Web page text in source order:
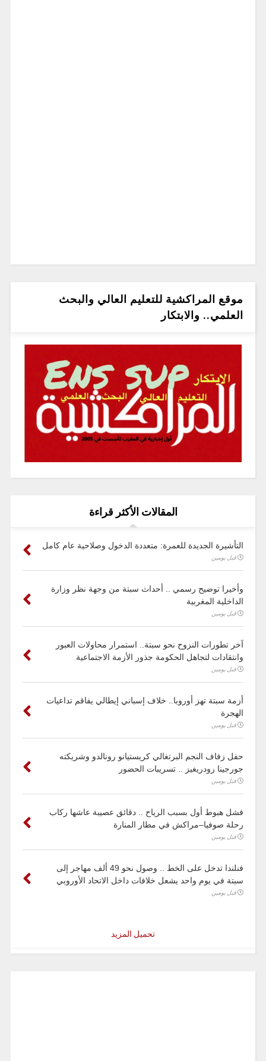
موقع المراكشية للتعليم العالي والبحث
العلمي.. والابتكار
المقالات الأكثر قراءة
التأشيرة الجديدة للعمرة: متعددة الدخول وصلاحية عام كامل
قبل يومين
وأخيرا توضيح رسمي .. أحداث سبتة من وجهة نظر وزارة
الداخلية المغربية
قبل يومين
آخر تطورات النزوح نحو سبتة.. استمرار محاولات العبور
وانتقادات لتجاهل الحكومة جذور الأزمة الاجتماعية
قبل يومين
أزمة سبتة تهز أوروبا.. خلاف إسباني إيطالي يفاقم تداعيات
الهجرة
قبل يومين
حفل زفاف النجم البرتغالي كريستيانو رونالدو وشريكته
جورجينا رودريغيز .. تسريبات الحضور
قبل يومين
فشل هبوط أول بسبب الرياح .. دقائق عصيبة عاشها ركاب
رحلة صوفيا–مراكش في مطار المنارة
قبل يومين
فنلندا تدخل على الخط .. وصول نحو 49 ألف مهاجر إلى
سبتة في يوم واحد يشعل خلافات داخل الاتحاد الأوروبي
قبل يومين
تحميل المزيد